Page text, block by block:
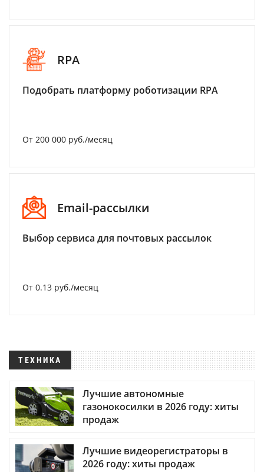
RPA
Подобрать платформу роботизации RPA
От 200 000 руб./месяц
Email-рассылки
Выбор сервиса для почтовых рассылок
От 0.13 руб./месяц
ТЕХНИКА
Лучшие автономные
газонокосилки в 2026 году: хиты
продаж
Лучшие видеорегистраторы в
2026 году: хиты продаж